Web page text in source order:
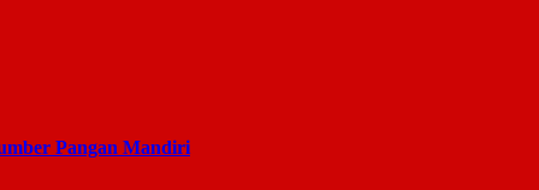
Pangan Mandiri